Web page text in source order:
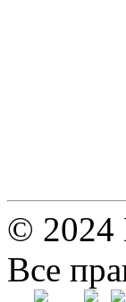
© 2024
Все